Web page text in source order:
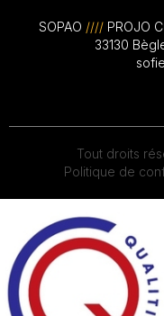
SOPAO //// PROJO
33130
Tout droits
Politique de